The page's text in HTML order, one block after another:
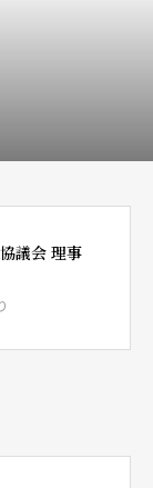
議会 理事